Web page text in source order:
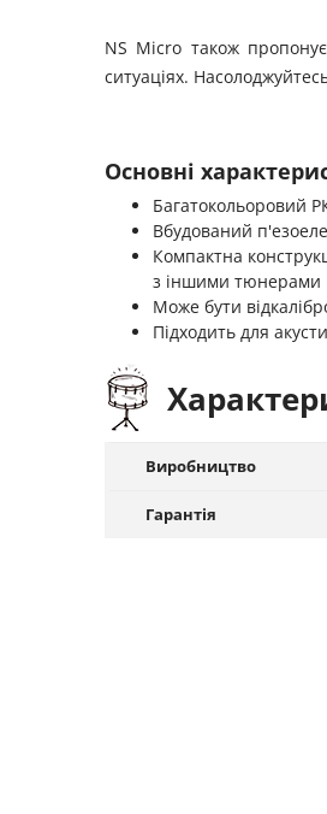
NS Micro також
ситуаціях.
Основні
Багатокольоровий
Вбудований
Компактна
з іншими тюнерами
Може бути
Підходить для
Виробництво
Гарантія